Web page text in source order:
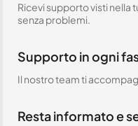
Ricevi supporto visti nella
senza problemi.
Supporto in ogni
Il nostro team ti
Resta informato e